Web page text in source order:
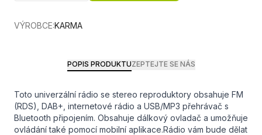
VÝROBCE:KARMA
POPIS PRODUKTUZEPTEJTE SE NÁS
Toto univerzální rádio se stereo reproduktory obsahuje FM
(RDS), DAB+, internetové rádio a USB/MP3 přehrávač s
Bluetooth připojením. Obsahuje dálkový ovladač a umožňuje
ovládání také pomocí mobilní aplikace.Rádio vám bude dělat